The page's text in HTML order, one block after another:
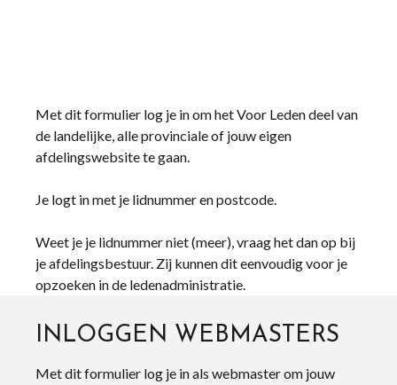
Met dit formulier log je in om het Voor Leden deel van
de landelijke, alle provinciale of jouw eigen
afdelingswebsite te gaan.
Je logt in met je lidnummer en postcode.
Weet je je lidnummer niet (meer), vraag het dan op bij
je afdelingsbestuur. Zij kunnen dit eenvoudig voor je
opzoeken in de ledenadministratie.
INLOGGEN WEBMASTERS
Met dit formulier log je in als webmaster om jouw